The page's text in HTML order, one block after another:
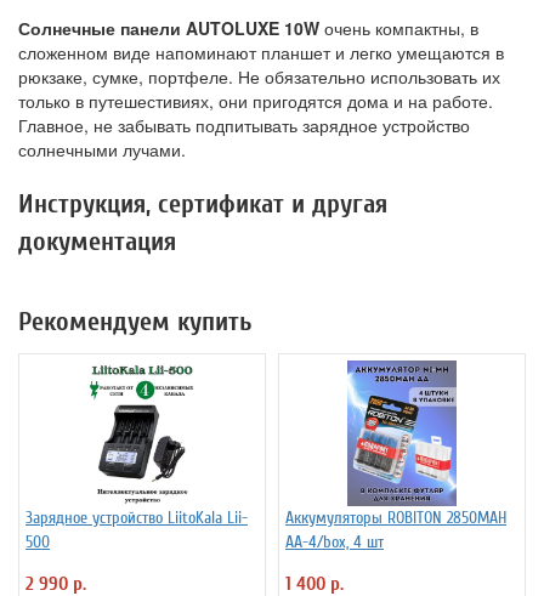
Солнечные панели AUTOLUXE 10W очень компактны, в
сложенном виде напоминают планшет и легко умещаются в
рюкзаке, сумке, портфеле. Не обязательно использовать их
только в путешестивиях, они пригодятся дома и на работе.
Главное, не забывать подпитывать зарядное устройство
солнечными лучами.
Инструкция, сертификат и другая
документация
Рекомендуем купить
Зарядное устройство LiitoKala Lii-
500
2 990 р.
Аккумуляторы ROBITON 2850MAH
AA-4/box, 4 шт
1 400 р.